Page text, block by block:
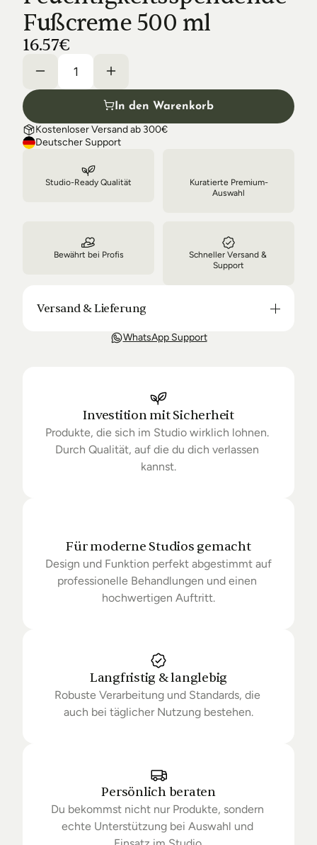
Shipping & Delivery
Fußcreme 500 ml
16.57€
In den Warenkorb
Kostenloser Versand ab 300€
Deutscher Support
Studio-Ready Qualität
Kuratierte Premium-
Auswahl
Bewährt bei Profis
Schneller Versand &
Support
Versand & Lieferung
Unsere Lieferung ist in der Regel in 3-8 Tagen bei
Lieferung unter Umständen um einige Tage
verzögern.
WhatsApp Support
Investition mit Sicherheit
Produkte, die sich im Studio wirklich lohnen.
Durch Qualität, auf die du dich verlassen
kannst.
Für moderne Studios gemacht
Design und Funktion perfekt abgestimmt auf
professionelle Behandlungen und einen
hochwertigen Auftritt.
Langfristig & langlebig
Robuste Verarbeitung und Standards, die
auch bei täglicher Nutzung bestehen.
Persönlich beraten
Du bekommst nicht nur Produkte, sondern
echte Unterstützung bei Auswahl und